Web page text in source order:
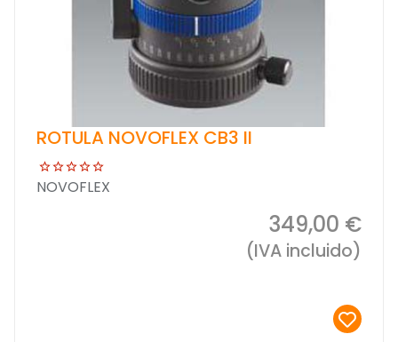
ROTULA NOVOFLEX CB3 II
NOVOFLEX
349,00 €
(IVA incluido)